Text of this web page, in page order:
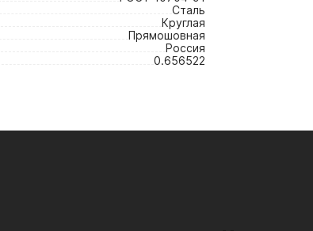
Сталь
Круглая
Прямошовная
Россия
0.656522